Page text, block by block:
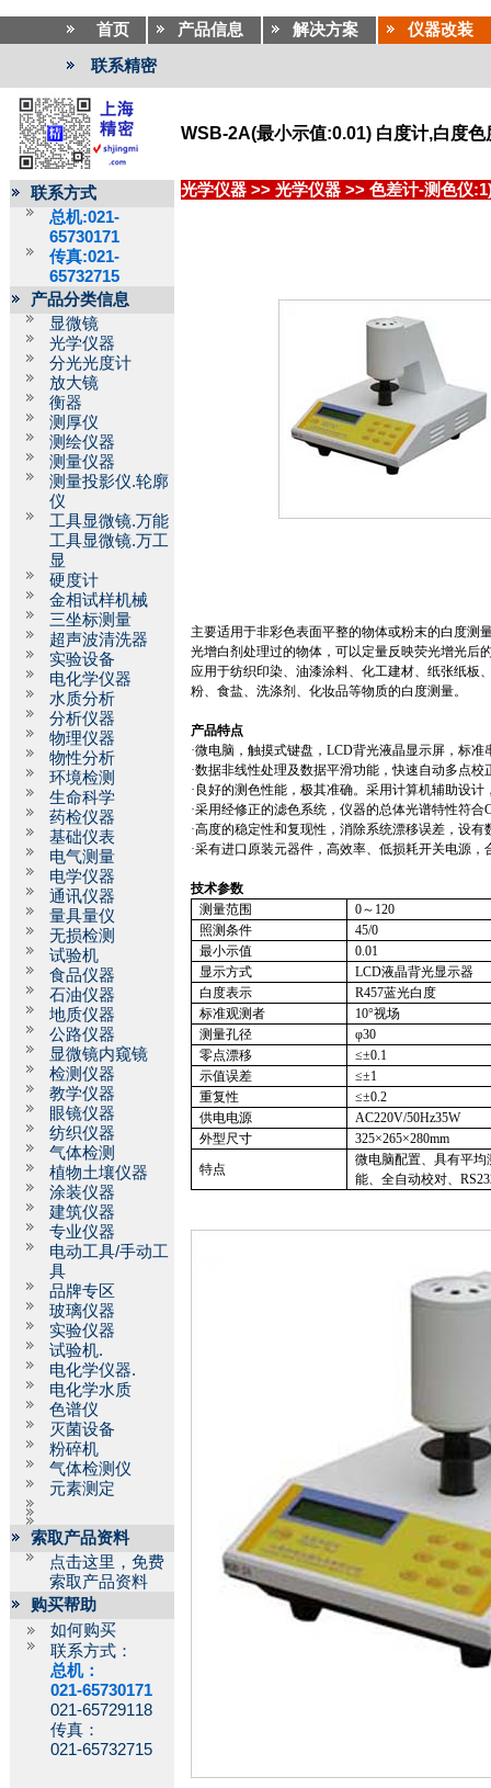
首页 产品信息 解决方案 仪器改装
联系精密
WSB-2A(最小示值:0.01) 白度计,白度色
联系方式
总机:021-
65730171
传真:021-
65732715
产品分类信息
显微镜
光学仪器
分光光度计
放大镜
衡器
测厚仪
测绘仪器
测量仪器
测量投影仪.轮廓
仪
工具显微镜.万能
工具显微镜.万工
显
硬度计
金相试样机械
三坐标测量
超声波清洗器
实验设备
电化学仪器
水质分析
分析仪器
物理仪器
物性分析
环境检测
生命科学
药检仪器
基础仪表
电气测量
电学仪器
通讯仪器
量具量仪
无损检测
试验机
食品仪器
石油仪器
地质仪器
公路仪器
显微镜内窥镜
检测仪器
教学仪器
眼镜仪器
纺织仪器
气体检测
植物土壤仪器
涂装仪器
建筑仪器
专业仪器
电动工具/手动工
具
品牌专区
玻璃仪器
实验仪器
试验机.
电化学仪器.
电化学水质
色谱仪
灭菌设备
粉碎机
气体检测仪
元素测定
索取产品资料
点击这里，免费
索取产品资料
购买帮助
如何购买
联系方式：
总机：
021-65730171
021-65729118
传真：
021-65732715
光学仪器 >> 光学仪器 >> 色差计-测色仪
主要适用于非彩色表面平整的物体或粉末的白度测
光增白剂处理过的物体，可以定量反映荧光增光后
应用于纺织印染、油漆涂料、化工建材、纸张纸板
粉、食盐、洗涤剂、化妆品等物质的白度测量。
产品特点
·微电脑，触摸式键盘，LCD背光液晶显示屏，标准
·数据非线性处理及数据平滑功能，快速自动多点校
·良好的测色性能，极其准确。采用计算机辅助设
·采用经修正的滤色系统，仪器的总体光谱特性符合
·高度的稳定性和复现性，消除系统漂移误差，设
·采有进口原装元器件，高效率、低损耗开关电源
技术参数
测量范围
0～ 120
照测条件
45/0
最小示值
0.01
显示方式
LCD液晶背光显示器
白度表示
R457蓝光白度
标准观测者
10°视场
测量孔径
φ30
零点漂移
≤±0.1
示值误差
≤±1
重复性
≤±0.2
供电电源
AC220V/50Hz35W
外型尺寸
325×265×280mm
特点
微电脑配置、具有平
能、全自动校对、